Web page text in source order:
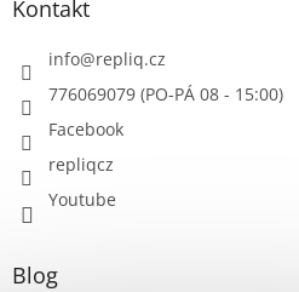
Kontakt
info@repliq.cz
776069079 (PO-PÁ 08 - 15:00)
Facebook
repliqcz
Youtube
Blog